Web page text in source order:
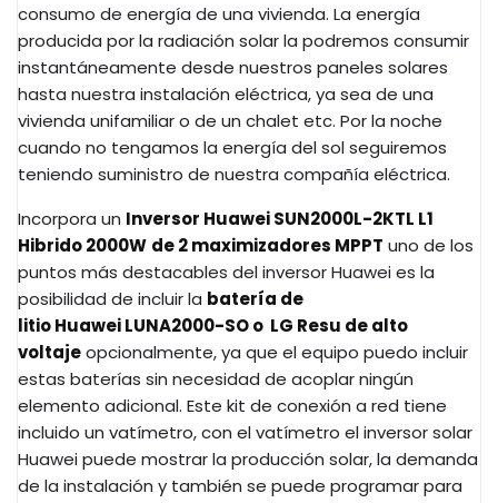
consumo de energía de una vivienda. La energía
producida por la radiación solar la podremos consumir
instantáneamente desde nuestros paneles solares
hasta nuestra instalación eléctrica, ya sea de una
vivienda unifamiliar o de un chalet etc. Por la noche
cuando no tengamos la energía del sol seguiremos
teniendo suministro de nuestra compañía eléctrica.
Incorpora un Inversor Huawei SUN2000L-2KTL L1
Hibrido 2000W de 2 maximizadores MPPT uno de los
puntos más destacables del inversor Huawei es la
posibilidad de incluir la batería de
litio HuaweiLUNA2000-SO o LG Resu de alto
voltajeopcionalmente, ya que el equipo puedo incluir
estas baterías sin necesidad de acoplar ningún
elemento adicional. Este kit de conexión a red tiene
incluido un vatímetro, con el vatímetro el inversor solar
Huawei puede mostrar la producción solar, la demanda
de la instalación y también se puede programar para